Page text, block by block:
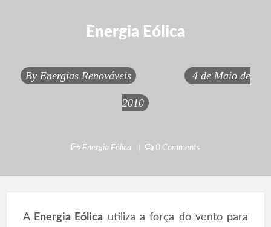
Energia Eólica
By Energias Renováveis 4 de Maio de
2010
Energia Eólica 0 Comments
A Energia Eólica utiliza a força do vento para